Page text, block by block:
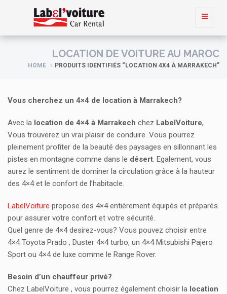
LOCATION DE VOITURE AU MAROC
HOME PRODUITS IDENTIFIÉS “LOCATION 4X4 À MARRAKECH”
Vous cherchez un 4×4 de location à Marrakech?
Avec la location de 4×4 à Marrakech chez LabelVoiture,
Vous trouverez un vrai plaisir de conduire .Vous pourrez
pleinement profiter de la beauté des paysages en sillonnant les
pistes en montagne comme dans le désert. Egalement, vous
aurez le sentiment de dominer la circulation grâce à la hauteur
des 4×4 et le confort de l’habitacle.
LabelVoiture propose des 4×4 entièrement équipés et préparés
pour assurer votre confort et votre sécurité.
Quel genre de 4×4 desirez-vous? Vous pouvez choisir entre
4×4 Toyota Prado , Duster 4×4 turbo, un 4×4 Mitsubishi Pajero
Sport ou 4×4 de luxe comme le Range Rover.
Besoin d’un chauffeur privé?
Chez LabelVoiture , vous pourrez également choisir la location